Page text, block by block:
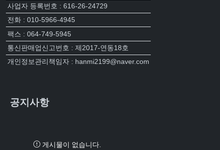
사업자 등록번호 : 616-26-24729
전화 : 010-5966-4945
팩스 : 064-749-5945
통신판매업신고번호 : 제2017-연동18호
개인정보관리책임자 : hanmi2199@naver.com
공지사항
게시물이 없습니다.